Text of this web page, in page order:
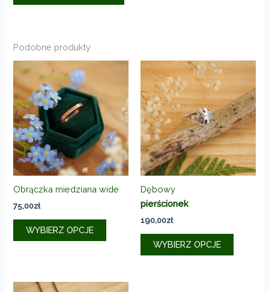
Podobne produkty
Obrączka miedziana wide
75,00zł
WYBIERZ OPCJE
Ten
Dębowy
pierścionek
190,00zł
WYBIERZ OPCJE
Ten